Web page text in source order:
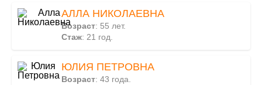
АЛЛА НИКОЛАЕВНА
Возраст: 55 лет.
Стаж: 21 год.
ЮЛИЯ ПЕТРОВНА
Возраст: 43 года.